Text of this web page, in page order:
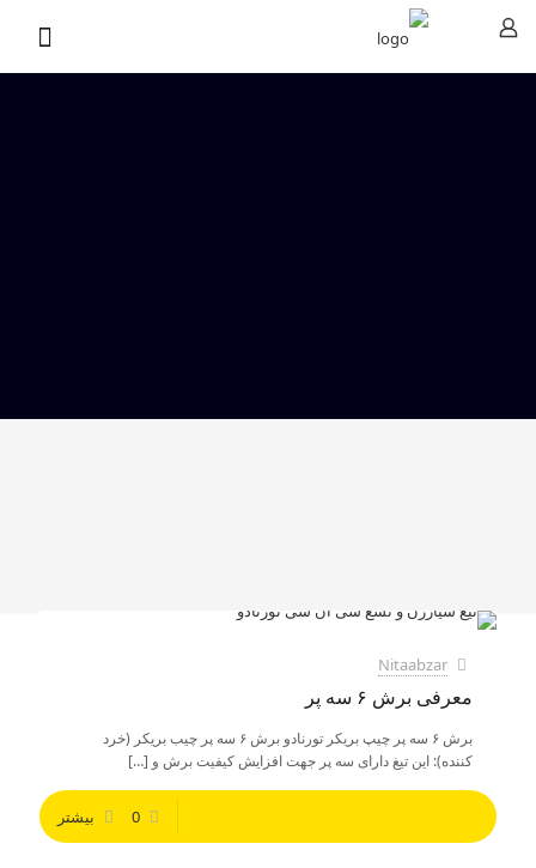
Nitaabzar
معرفی برش ۶ سه پر
برش ۶ سه پر چیپ بریکر تورنادو برش ۶ سه پر چیب بریکر (خرد
کننده): این تیغ دارای سه پر جهت افزایش کیفیت برش و […]
0 بیشتر